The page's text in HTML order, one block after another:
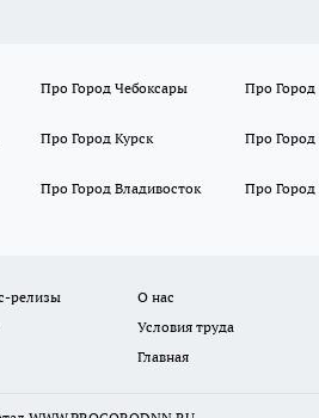
Про Город Чебоксары Про Город
Про Город Курск Про
Про Город Владивосток Про Город
релизы О нас
Условия труда
Главная